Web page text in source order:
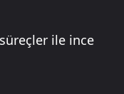
ile ince